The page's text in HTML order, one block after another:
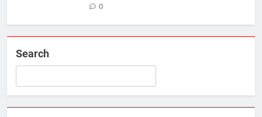
0
Search